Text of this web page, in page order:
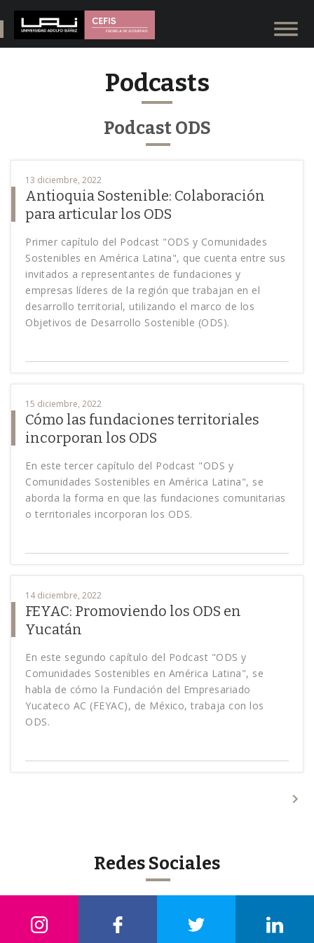
Podcasts
Podcast ODS
13 diciembre, 2022
Antioquia Sostenible: Colaboración
para articular los ODS
Primer capítulo del Podcast "ODS y Comunidades
Sostenibles en América Latina", que cuenta entre sus
invitados a representantes de fundaciones y
empresas líderes de la región que trabajan en el
desarrollo territorial, utilizando el marco de los
Objetivos de Desarrollo Sostenible (ODS).
15 diciembre, 2022
Cómo las fundaciones territoriales
incorporan los ODS
En este tercer capítulo del Podcast "ODS y
Comunidades Sostenibles en América Latina", se
aborda la forma en que las fundaciones comunitarias
o territoriales incorporan los ODS.
14 diciembre, 2022
FEYAC: Promoviendo los ODS en
Yucatán
En este segundo capítulo del Podcast "ODS y
Comunidades Sostenibles en América Latina", se
habla de cómo la Fundación del Empresariado
Yucateco AC (FEYAC), de México, trabaja con los
ODS.
Redes Sociales